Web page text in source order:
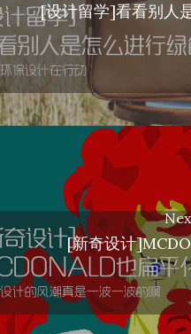
[设计留学]看看别人
[新奇设计